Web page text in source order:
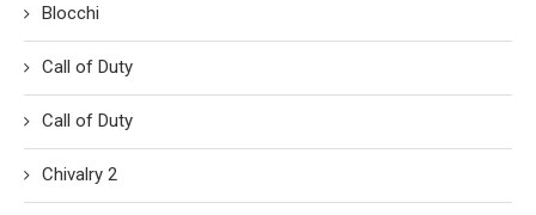
Blocchi
Call of Duty
Call of Duty
Chivalry 2